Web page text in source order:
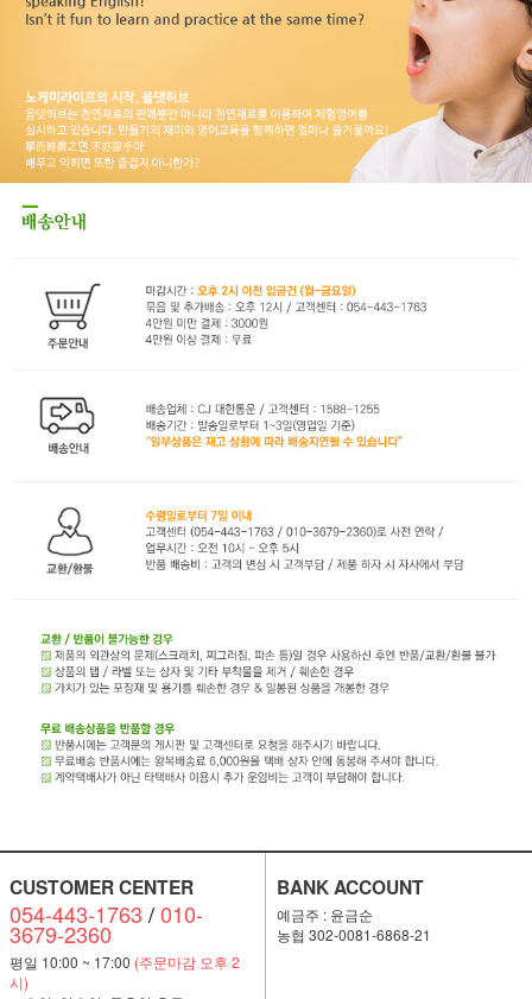
CUSTOMER CENTER
054-443-1763 /010-
3679-2360
평일 10:00 ~ 17:00 (주문마감 오후 2
시)
BANK ACCOUNT
예금주 : 윤금순
농협 302-0081-6868-21